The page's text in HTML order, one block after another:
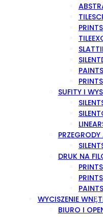
SUFITY I
DRUK NA
WYCISZENIE
BIURO I